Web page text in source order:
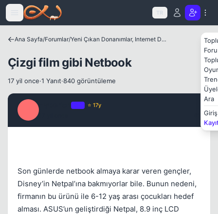
Icerige atla
TR
Ara
Giriş
Ana Sayfa/Forumlar/ Yeni Çıkan Donanımlar, Internet Dünyası ve Benzer Konular
Çizgi film gibi Netbook
17 yil once·1 Yanıt·840 görüntüleme
⭐ 17y
Son günlerde netbook almaya karar veren gençler,
Disney’in Netpal’ına bakmıyorlar bile. Bunun nedeni,
firmanın bu ürünü ile 6-12 yaş arası çocukları hedef
alması. ASUS’un geliştirdiği Netpal, 8.9 inç LCD
Kapat